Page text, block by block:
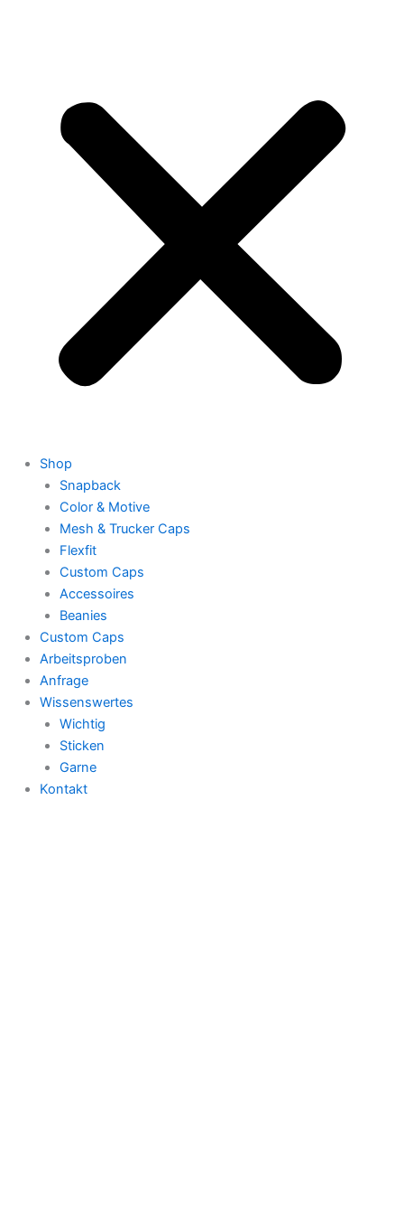
Shop
Snapback
Color & Motive
Mesh & Trucker Caps
Flexfit
Custom Caps
Accessoires
Beanies
Custom Caps
Arbeitsproben
Anfrage
Wissenswertes
Wichtig
Sticken
Garne
Kontakt